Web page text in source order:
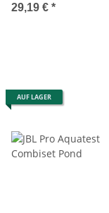
29,19 € *
AUF LAGER